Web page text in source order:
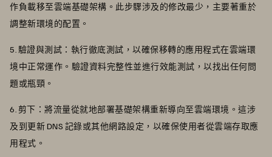
作負載移至雲端基礎架構。此步驟涉及的修改最少，主要著重於
調整新環境的配置。
5. 驗證與測試：執行徹底測試，以確保移轉的應用程式在雲端環
境中正常運作。驗證資料完整性並進行效能測試，以找出任何問
題或瓶頸。
6. 剪下：將流量從就地部署基礎架構重新導向至雲端環境。這涉
及到更新 DNS 記錄或其他網路設定，以確保使用者從雲端存取應
用程式。